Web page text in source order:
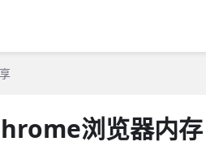
浏览器内